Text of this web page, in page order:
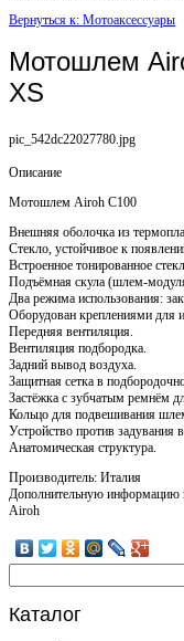
Вернуться к: Мотоаксессуары
Мотошлем
XS
pic_542dc22027780.jpg
Описание
Мотошлем Airoh C100
Внешняя оболочка из
Стекло, устойчивое к
Встроенное тонированное
Подъёмная скула (шлем-
Два режима использования:
Оборудован креплениями для
Передняя вентиляция.
Вентиляция подбородка.
Задний вывод воздуха.
Защитная сетка в
Застёжка с зубчатым ремнём
Кольцо для подвешивания
Устройство против задувания
Анатомическая структура.
Производитель: Италия
Дополнительную информацию
Airoh
Каталог